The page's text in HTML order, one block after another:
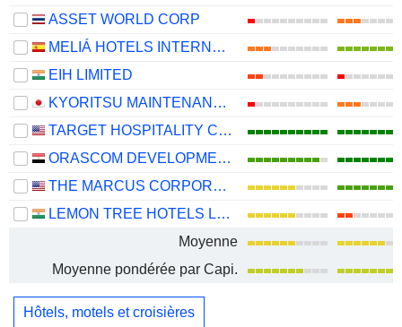
ASSET WORLD CORP
MELIÁ HOTELS INTERNATIONAL, S.A.
EIH LIMITED
KYORITSU MAINTENANCE CO., LTD.
TARGET HOSPITALITY CORP.
ORASCOM DEVELOPMENT EGYPT S.A.E.
THE MARCUS CORPORATION
LEMON TREE HOTELS LIMITED
Moyenne
Moyenne pondérée par Capi.
Hôtels, motels et croisières